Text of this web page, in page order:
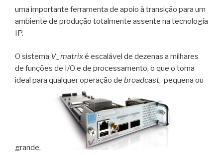
uma importante ferramenta de apoio à transição para um
ambiente de produção totalmente assente na tecnologia
IP.
O sistema V_matrixé escalável de dezenas a milhares
de funções de I/O e de processamento, o que o torna
ideal para qualquer operação de broadcast, pequena ou
grande.